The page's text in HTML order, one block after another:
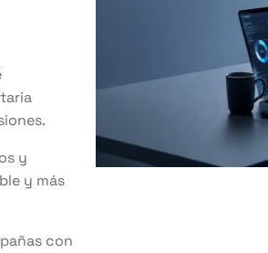
y
y más
con